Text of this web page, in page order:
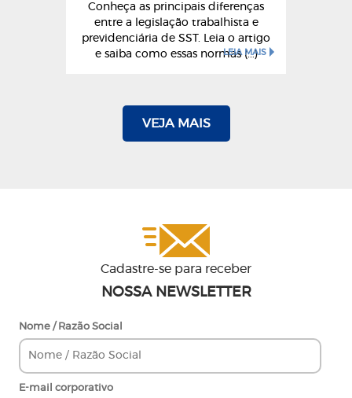
Conheça as principais diferenças
entre a legislação trabalhista e
previdenciária de SST. Leia o artigo
e saiba como essas normas (...)
LEIA MAIS
VEJA MAIS
Cadastre-se para receber
NOSSA NEWSLETTER
Nome / Razão Social
E-mail corporativo